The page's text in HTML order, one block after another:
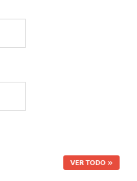
VER TODO